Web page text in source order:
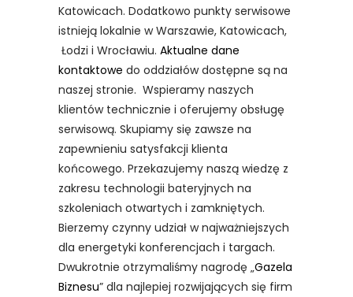
Katowicach. Dodatkowo punkty serwisowe
istnieją lokalnie w Warszawie, Katowicach,
Łodzi i Wrocławiu. Aktualne dane
kontaktowe do oddziałów dostępne są na
naszej stronie. Wspieramy naszych
klientów technicznie i oferujemy obsługę
serwisową. Skupiamy się zawsze na
zapewnieniu satysfakcji klienta
końcowego. Przekazujemy naszą wiedzę z
zakresu technologii bateryjnych na
szkoleniach otwartych i zamkniętych.
Bierzemy czynny udział w najważniejszych
dla energetyki konferencjach i targach.
Dwukrotnie otrzymaliśmy nagrodę „Gazela
Biznesu” dla najlepiej rozwijających się firm